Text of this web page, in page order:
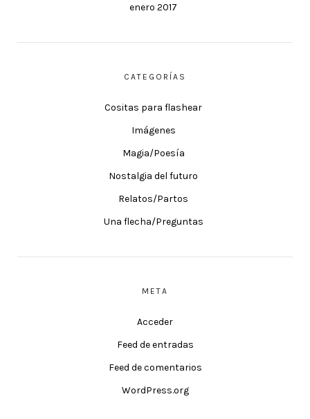
enero 2017
CATEGORÍAS
Cositas para flashear
Imágenes
Magia/Poesía
Nostalgia del futuro
Relatos/Partos
Una flecha/Preguntas
META
Acceder
Feed de entradas
Feed de comentarios
WordPress.org